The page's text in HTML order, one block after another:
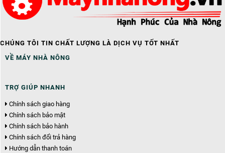
CHÚNG TÔI TIN CHẤT LƯỢNG LÀ DỊCH VỤ TỐT NHẤT
VỀ MÁY NHÀ NÔNG
TRỢ GIÚP NHANH
Chính sách giao hàng
Chính sách bảo mật
Chính sách bảo hành
Chính sách đổi trả hàng
Hướng dẫn thanh toán